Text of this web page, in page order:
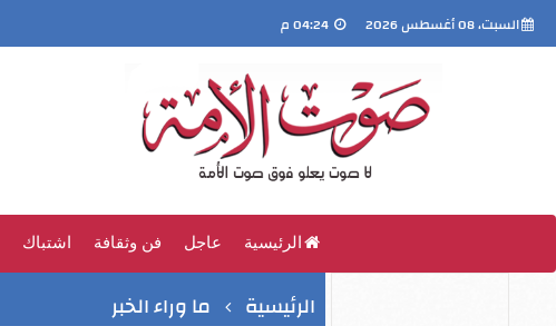
السبت، 08 أغسطس 2026
الرئيسية عاجل فن وثقافة اشتباك
الرئيسية ما وراء الخبر